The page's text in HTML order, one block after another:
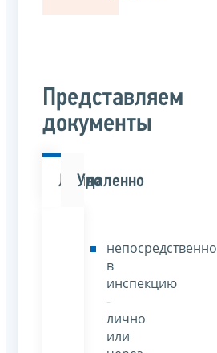
Представляем
документы
Лично
Удаленно
непосредственно
в
инспекцию
-
лично
или